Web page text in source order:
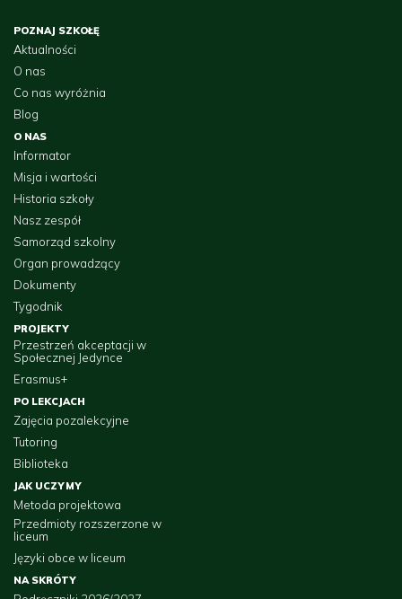
POZNAJ SZKOŁĘ
Aktualności
O nas
Co nas wyróżnia
Blog
O NAS
Informator
Misja i wartości
Historia szkoły
Nasz zespół
Samorząd szkolny
Organ prowadzący
Dokumenty
Tygodnik
PROJEKTY
Przestrzeń akceptacji w
Społecznej Jedynce
Erasmus+
PO LEKCJACH
Zajęcia pozalekcyjne
Tutoring
Biblioteka
JAK UCZYMY
Metoda projektowa
Przedmioty rozszerzone w
liceum
Języki obce w liceum
NA SKRÓTY